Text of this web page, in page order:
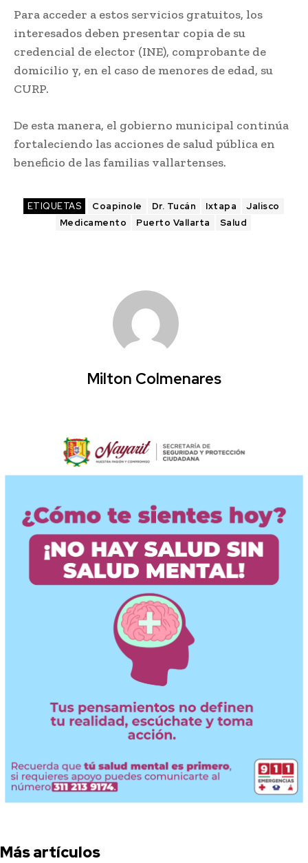
Para acceder a estos servicios gratuitos, los
interesados deben presentar copia de su
credencial de elector (INE), comprobante de
domicilio y, en el caso de menores de edad, su
CURP.
De esta manera, el gobierno municipal continúa
fortaleciendo las acciones de salud pública en
beneficio de las familias vallartenses.
ETIQUETAS Coapinole Dr. Tucán Ixtapa
Jalisco
Medicamento
Puerto Vallarta Salud
Milton Colmenares
Más artículos